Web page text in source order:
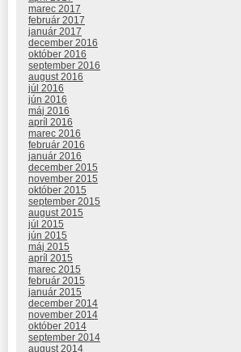
marec 2017
február 2017
január 2017
december 2016
október 2016
september 2016
august 2016
júl 2016
jún 2016
máj 2016
apríl 2016
marec 2016
február 2016
január 2016
december 2015
november 2015
október 2015
september 2015
august 2015
júl 2015
jún 2015
máj 2015
apríl 2015
marec 2015
február 2015
január 2015
december 2014
november 2014
október 2014
september 2014
august 2014